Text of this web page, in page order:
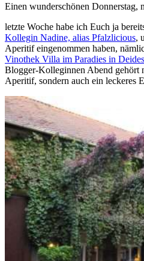
Einen wunderschönen Donnerstag,
letzte Woche habe ich Euch ja
Kollegin Nadine, alias Pfalzlicious,
Aperitif eingenommen haben,
Vinothek Villa im Paradies in
Blogger-Kolleginnen Abend gehört
Aperitif, sondern auch ein leckeres